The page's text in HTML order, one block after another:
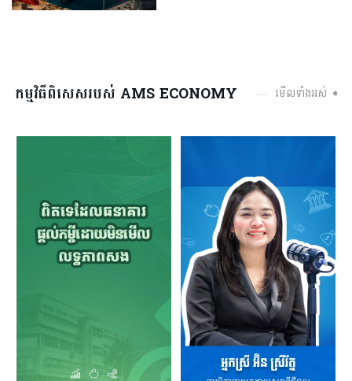
កម្មវិធីពិសេសរបស់ AMS ECONOMY មើលទាំងអស់ ➧